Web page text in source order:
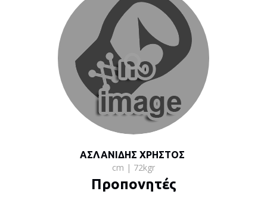
ΑΣΛΑΝΙΔΗΣ ΧΡΗΣΤΟΣ
cm | 72kgr
Προπονητές